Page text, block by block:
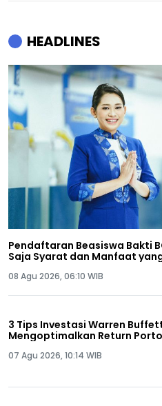
HEADLINES
Pendaftaran Beasiswa Bakti
Saja Syarat dan Manfaat
08 Agu 2026, 06:10 WIB
3 Tips Investasi Warren
Mengoptimalkan Return
07 Agu 2026, 10:14 WIB